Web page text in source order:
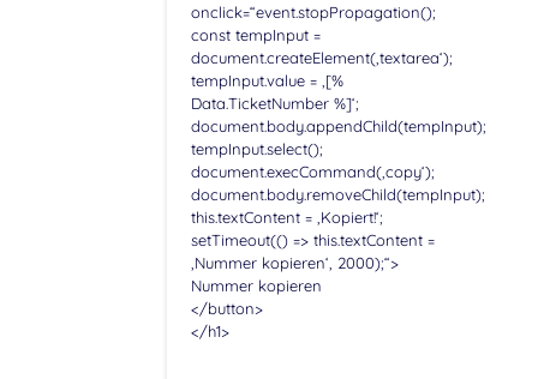
onclick=“event.stopPropagation();
const tempInput =
document.createElement(‚textarea‘);
tempInput.value = ‚[%
Data.TicketNumber %]‘;
document.body.appendChild(tempInput);
tempInput.select();
document.execCommand(‚copy‘);
document.body.removeChild(tempInput);
this.textContent = ‚Kopiert!‘;
setTimeout(() => this.textContent =
‚Nummer kopieren‘, 2000);“>
Nummer kopieren
</button>
</h1>